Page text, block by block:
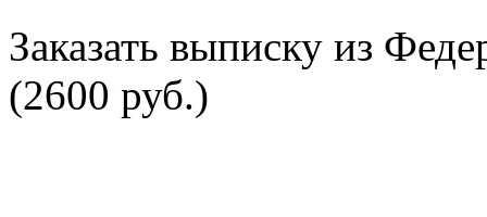
Заказать выписку из
(2600 руб.)